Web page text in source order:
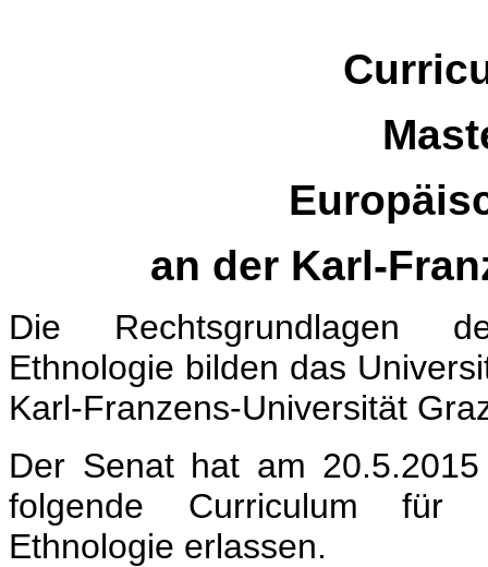
an der Karl-
Die Rechtsgrundlagen
Ethnologie bilden das
Karl-Franzens-Universität
Der Senat hat am
folgende Curriculum für
Ethnologie erlassen.